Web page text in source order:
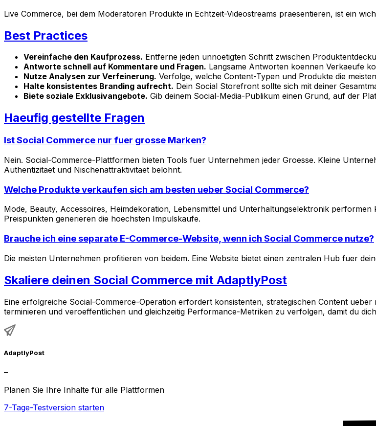
Live Commerce, bei dem Moderatoren Produkte in Echtzeit-Videostreams praesentieren, ist ein
Best Practices
Vereinfache den Kaufprozess. Entferne jeden unnoetigten Schritt zwischen
Antworte schnell auf Kommentare und Fragen. Langsame Antworten koennen Verkaeufe
Nutze Analysen zur Verfeinerung. Verfolge, welche Content-Typen und Produkte die
Halte konsistentes Branding aufrecht. Dein Social Storefront sollte sich mit deiner
Biete soziale Exklusivangebote. Gib deinem Social-Media-Publikum einen Grund, auf der
Haeufig gestellte Fragen
Ist Social Commerce nur fuer grosse Marken?
Nein. Social-Commerce-Plattformen bieten Tools fuer Unternehmen jeder Groesse. Kleine
Authentizitaet und Nischenattraktivitaet belohnt.
Welche Produkte verkaufen sich am besten ueber Social Commerce?
Mode, Beauty, Accessoires, Heimdekoration, Lebensmittel und Unterhaltungselektronik
Preispunkten generieren die hoechsten Impulskaufe.
Brauche ich eine separate E-Commerce-Website, wenn ich Social Commerce nutze?
Die meisten Unternehmen profitieren von beidem. Eine Website bietet einen zentralen Hub fuer
Skaliere deinen Social Commerce mit AdaptlyPost
Eine erfolgreiche Social-Commerce-Operation erfordert konsistenten, strategischen Content
terminieren und veroeffentlichen und gleichzeitig Performance-Metriken zu verfolgen, damit du
AdaptlyPost
–
Planen Sie Ihre Inhalte für alle Plattformen
7-Tage-Testversion starten